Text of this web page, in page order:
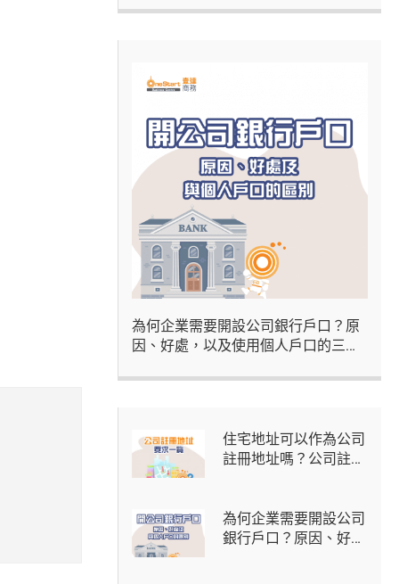
為何企業需要開設公司銀行戶口？原
因、好處，以及使用個人戶口的三大
住宅地址可以作為公司
註冊地址嗎？公司註冊
為何企業需要開設公司
銀行戶口？原因、好